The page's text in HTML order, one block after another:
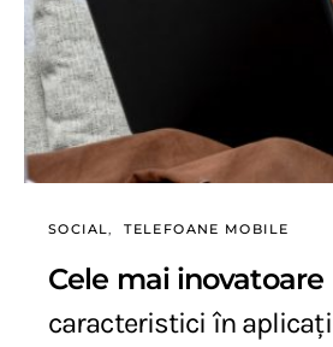
SOCIAL TELEFOANE MOBILE
Cele mai inovatoare
caracteristici în